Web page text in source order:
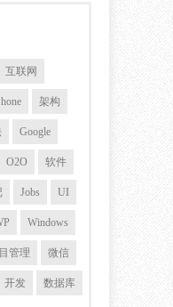
互联网
架构
Google
O2O 软件
Jobs UI
Windows
管理 微信
开发 数据库